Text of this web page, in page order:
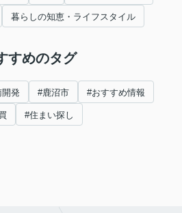
暮らしの知恵・ライフスタイル
すめのタグ
開発 #鹿沼市 #おすすめ情報
#住まい探し